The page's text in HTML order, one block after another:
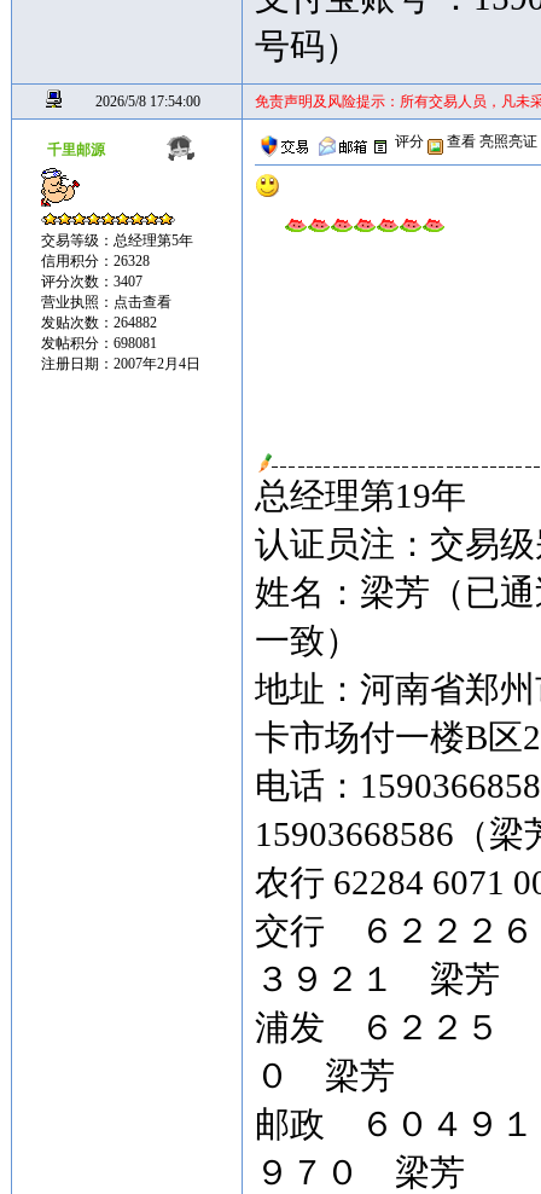
号码）
2026/5/8 17:54:00 免责声明及风险提示：所有交易人员，凡未
千里邮源
交易等级：总经理第5年
信用积分：26328
评分次数：3407
营业执照： 点击查看
发贴次数：264882
发帖积分：698081
注册日期：2007年2月4日
评分 查看 亮照亮证
总经理第19年
认证员注：交易
姓名：梁芳（已
一致）
地址：河南省郑
卡市场付一楼B
电话：
15903668586（
农行 62284 6071
交行 ６２２２
３９２１ 梁芳
浦发 ６２２５
０ 梁芳
邮政 ６０４９
９７０ 梁芳